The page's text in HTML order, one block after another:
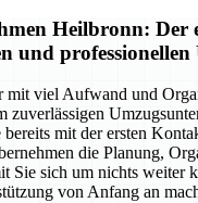
Heilbronn: Der
und professionellen
mit viel Aufwand und
zuverlässigen
mit der ersten
die Planung,
Sie sich um nichts weiter
von Anfang an